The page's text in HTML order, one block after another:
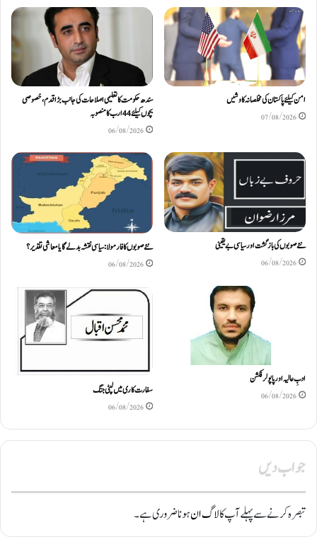
امن کیلئے پاکستان کی مخلصانہ کاوشیں
07/08/2026
سندھ حکومت کا تعلیمی اصلاحات کی جانب بڑا قدم، خصوصی
بچوں کیلئے44 ارب کا منصوبہ
06/08/2026
نئے صوبوں کی بازگشت اور سیاسی بے یقینی
06/08/2026
نئے صوبوں کا فارمولا: سیاسی نقشہ بدلے گا یا معاشی تقدیر؟
06/08/2026
ادبِ عالیہ اور پاپولر فکشن
06/08/2026 سفارت کاری میں لپٹی جنگ
06/08/2026
جواب دیں
تبصرہ کرنے سے پہلے آپ کالاگ انہونا ضروری ہے۔